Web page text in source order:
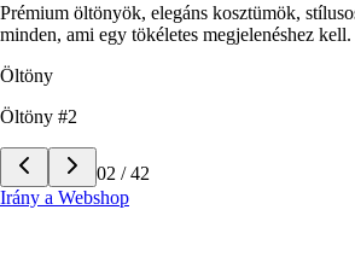
Prémium öltönyök, elegáns kosztümök,
minden, ami egy tökéletes megjelenéshez kell.
Öltöny
Öltöny #3
03 /42
Irány a Webshop